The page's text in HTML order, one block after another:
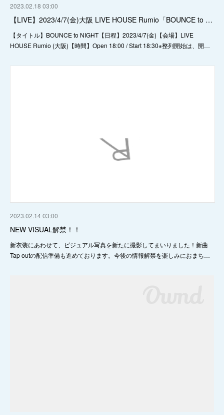
2023.02.18 03:00
【LIVE】2023/4/7(金)大阪 LIVE HOUSE Rumio「BOUNCE to …
【タイトル】BOUNCE to NIGHT【日程】2023/4/7(金)【会場】LIVE
HOUSE Rumio (大阪)【時間】Open 18:00 / Start 18:30※整列開始は、開…
2023.02.14 03:00
NEW VISUAL解禁！！
新衣装にあわせて、ビジュアル写真を新たに撮影してまいりました！新曲
Tap outの配信準備も進めております。今後の情報解禁を楽しみにおまち…